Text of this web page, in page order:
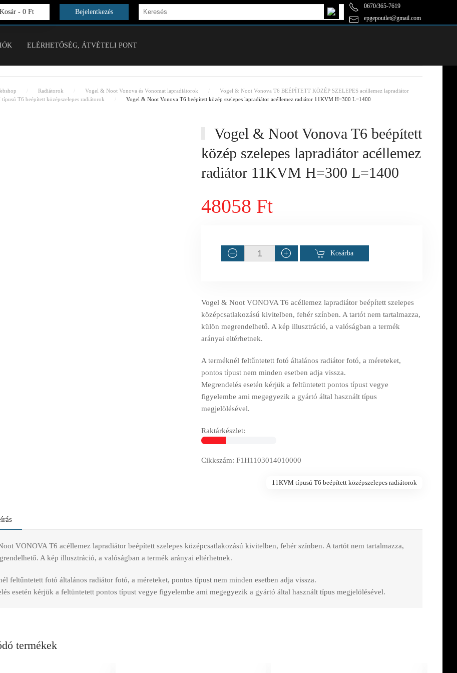
Kosár - 0 Ft Bejelentkezés
0670/365-7619
epgepoutlet@gmail.com
ELÉRHETŐSÉG, ÁTVÉTELI PONT
Radiátorok Vogel & Noot Vonova és Vonomat lapradiátorok
Vogel & Noot Vonova T6 BEÉPÍTETT KÖZÉP SZELEPES acéllemez lapradiátor
T6 beépített középszelepes radiátorok
Vogel & Noot Vonova T6 beépített közép szelepes lapradiátor acéllemez radiátor 11KVM H=300 L=1400
Vogel & Noot Vonova T6 beépített
közép szelepes lapradiátor acéllemez
radiátor 11KVM H=300 L=1400
48058 Ft
Kosárba
Vogel & Noot VONOVA T6 acéllemez lapradiátor beépített szelepes
középcsatlakozású kivitelben, fehér színben. A tartót nem tartalmazza,
külön megrendelhető. A kép illusztráció, a valóságban a termék
arányai eltérhetnek.
A terméknél feltűntetett fotó általános radiátor fotó, a méreteket,
pontos típust nem minden esetben adja vissza.
Megrendelés esetén kérjük a feltüntetett pontos típust vegye
figyelembe ami megegyezik a gyártó által használt típus
megjelölésével.
Raktárkészlet:
Cikkszám: F1H1103014010000
11KVM típusú T6 beépített középszelepes radiátorok
VONOVA T6 acéllemez lapradiátor beépített szelepes középcsatlakozású kivitelben, fehér színben. A tartót nem tartalmazza,
A kép illusztráció, a valóságban a termék arányai eltérhetnek.
feltűntetett fotó általános radiátor fotó, a méreteket, pontos típust nem minden esetben adja vissza.
esetén kérjük a feltüntetett pontos típust vegye figyelembe ami megegyezik a gyártó által használt típus megjelölésével.
termékek